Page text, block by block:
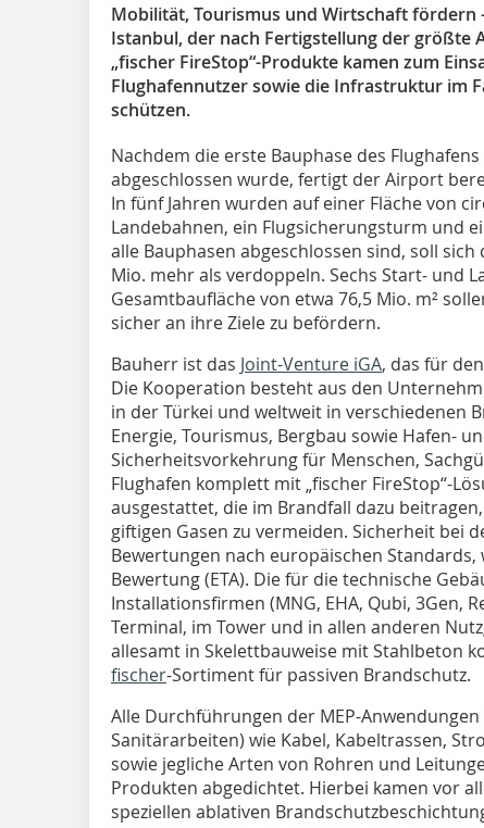
Mobilität, Tourismus und Wirtschaft fördern
Istanbul, der nach Fertigstellung der größte
„fischer FireStop“-Produkte kamen zum
Flughafennutzer sowie die Infrastruktur im
schützen.
Nachdem die erste Bauphase des
abgeschlossen wurde, fertigt der Airport
In fünf Jahren wurden auf einer Fläche von
Landebahnen, ein Flugsicherungsturm und
alle Bauphasen abgeschlossen sind, soll
Mio. mehr als verdoppeln. Sechs Start- und
Gesamtbaufläche von etwa 76,5 Mio. m²
sicher an ihre Ziele zu befördern.
Bauherr ist das Joint-Venture iGA, das für
Die Kooperation besteht aus den
in der Türkei und weltweit in verschiedenen
Energie, Tourismus, Bergbau sowie Hafen-
Sicherheitsvorkehrung für Menschen,
Flughafen komplett mit „fischer FireStop“-
ausgestattet, die im Brandfall dazu
giftigen Gasen zu vermeiden. Sicherheit bei
Bewertungen nach europäischen Standards,
Bewertung (ETA). Die für die technische
Installationsfirmen (MNG, EHA, Qubi, 3Gen,
Terminal, im Tower und in allen anderen
allesamt in Skelettbauweise mit Stahlbeton
fischer-Sortiment für passiven Brandschutz.
Alle Durchführungen der MEP-Anwendungen
Sanitärarbeiten) wie Kabel, Kabeltrassen,
sowie jegliche Arten von Rohren und
Produkten abgedichtet. Hierbei kamen vor
speziellen ablativen